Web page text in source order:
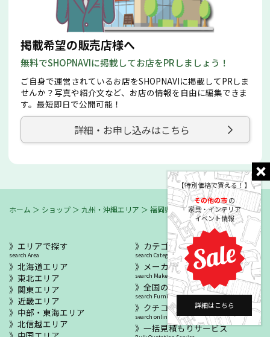
【特別価格で買える！】
その他の市の
家具・インテリア
イベント情報
詳細はこちら
掲載希望の販売店様へ
無料でSHOPNAVIに掲載してお店をPRしましょう！
ご自身で運営されているお店をSHOPNAVIに掲載してPRしま
せんか？写真や紹介文など、お店の情報を自由に編集できま
す。最短即日で公開可能！
詳細・お申し込みはこちら
ホーム ＞ ショップ ＞ 九州・沖縄エリア ＞ 福岡県 ＞その他の市
エリアで探す
search Area
北海道エリア
東北エリア
関東エリア
近畿エリア
中部・東海エリア
北信越エリア
カテゴリーで探す
search Category
メーカー/ブランドで探す
search Maker / Brand
全国の家具セール
search Furniture SALE
クチコミから探す
search online reviews
一括見積もりサービス